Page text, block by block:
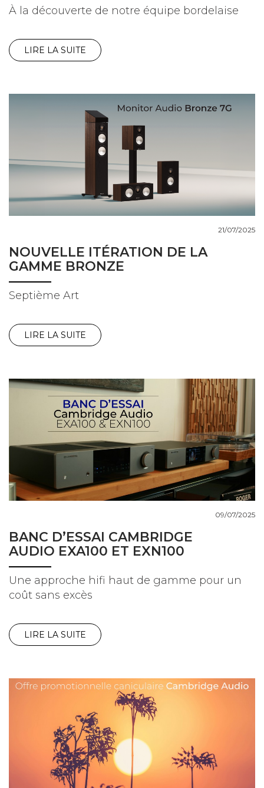
À la découverte de notre équipe bordelaise
LIRE LA SUITE
NOUVELLE ITÉRATION DE LA
GAMME BRONZE
21/07/2025
Septième Art
LIRE LA SUITE
BANC D’ESSAI CAMBRIDGE
AUDIO EXA100 ET EXN100
09/07/2025
Une approche hifi haut de gamme pour un
coût sans excès
LIRE LA SUITE